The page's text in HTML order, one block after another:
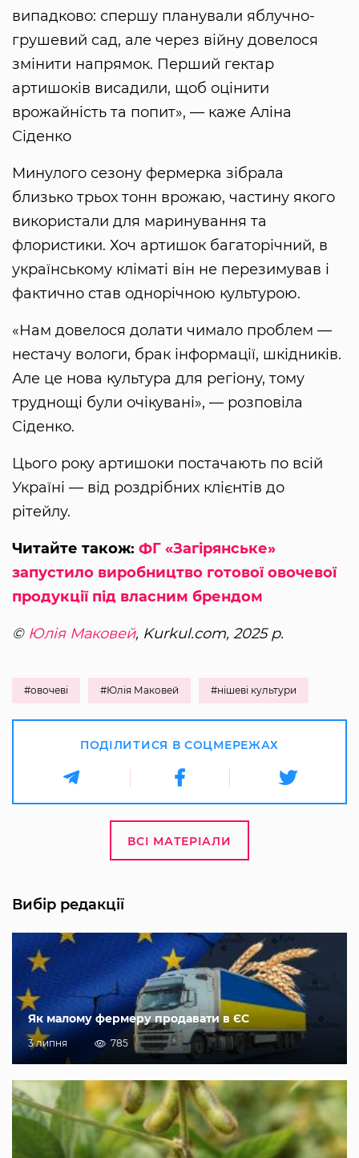
випадково: спершу планували яблучно-
грушевий сад, але через війну довелося
змінити напрямок. Перший гектар
артишоків висадили, щоб оцінити
врожайність та попит», — каже Аліна
Сіденко
Минулого сезону фермерка зібрала
близько трьох тонн врожаю, частину якого
використали для маринування та
флористики. Хоч артишок багаторічний, в
українському кліматі він не перезимував і
фактично став однорічною культурою.
«Нам довелося долати чимало проблем —
нестачу вологи, брак інформації, шкідників.
Але це нова культура для регіону, тому
труднощі були очікувані», — розповіла
Сіденко.
Цього року артишоки постачають по всій
Україні — від роздрібних клієнтів до
рітейлу.
Читайте також: ФГ «Загірянське»
запустило виробництво готової овочевої
продукції під власним брендом
© Юлія Маковей, Kurkul.com, 2025 р.
#овочеві #Юлія Маковей #нішеві культури
ПОДІЛИТИСЯ В СОЦМЕРЕЖАХ
ВСІ МАТЕРІАЛИ
Вибір редакції
Як малому фермеру продавати в ЄС
3 липня 785